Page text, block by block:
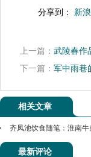
分享到： 新
上一篇： 武陵春作
下一篇： 军中雨巷
相关文章
齐凤池饮食随笔：淮南牛
最新评论